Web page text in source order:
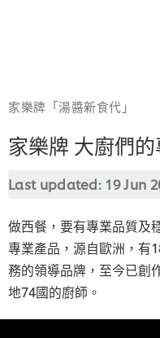
家樂牌「湯醬新食代」
家樂牌 大廚們
Last updated: 19 Jun
做西餐，要有專業品質及
專業產品，源自歐洲，有
務的領導品牌，至今已創
地74國的廚師。